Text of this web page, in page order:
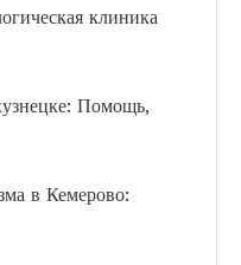
клиника
Помощь,
в Кемерово: